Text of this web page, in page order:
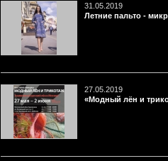
31.05.2019
Летние пальто -
27.05.2019
«Модный лён и